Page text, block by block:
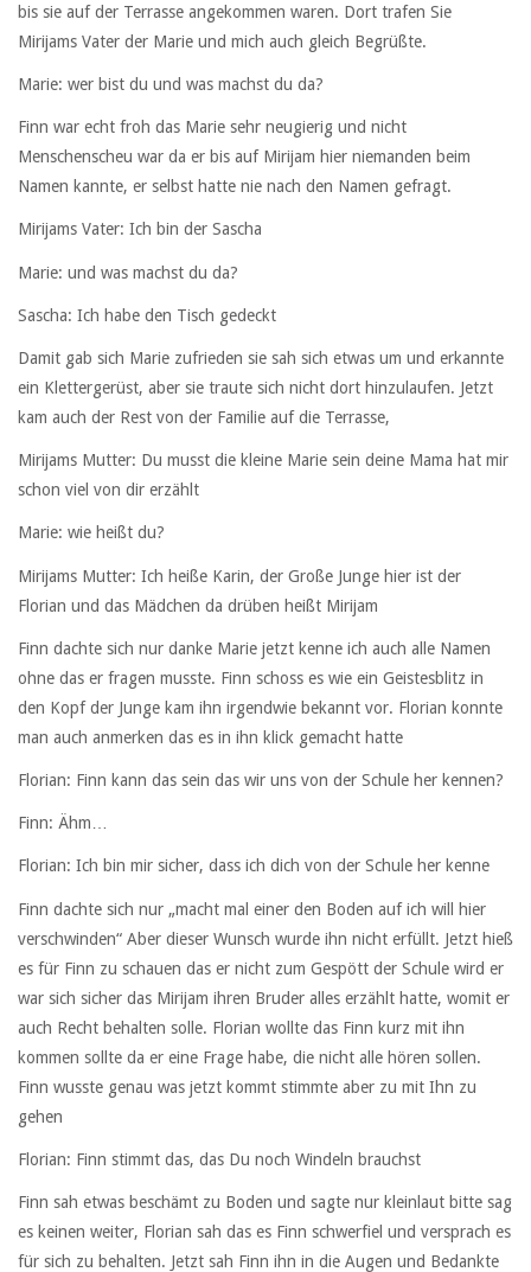
bis sie auf der Terrasse angekommen waren. Dort trafen Sie
Mirijams Vater der Marie und mich auch gleich Begrüßte.
Marie: wer bist du und was machst du da?
Finn war echt froh das Marie sehr neugierig und nicht
Menschenscheu war da er bis auf Mirijam hier niemanden beim
Namen kannte, er selbst hatte nie nach den Namen gefragt.
Mirijams Vater: Ich bin der Sascha
Marie: und was machst du da?
Sascha: Ich habe den Tisch gedeckt
Damit gab sich Marie zufrieden sie sah sich etwas um und erkannte
ein Klettergerüst, aber sie traute sich nicht dort hinzulaufen. Jetzt
kam auch der Rest von der Familie auf die Terrasse,
Mirijams Mutter: Du musst die kleine Marie sein deine Mama hat mir
schon viel von dir erzählt
Marie: wie heißt du?
Mirijams Mutter: Ich heiße Karin, der Große Junge hier ist der
Florian und das Mädchen da drüben heißt Mirijam
Finn dachte sich nur danke Marie jetzt kenne ich auch alle Namen
ohne das er fragen musste. Finn schoss es wie ein Geistesblitz in
den Kopf der Junge kam ihn irgendwie bekannt vor. Florian konnte
man auch anmerken das es in ihn klick gemacht hatte
Florian: Finn kann das sein das wir uns von der Schule her kennen?
Finn: Ähm…
Florian: Ich bin mir sicher, dass ich dich von der Schule her kenne
Finn dachte sich nur „macht mal einer den Boden auf ich will hier
verschwinden“ Aber dieser Wunsch wurde ihn nicht erfüllt. Jetzt hieß
es für Finn zu schauen das er nicht zum Gespött der Schule wird er
war sich sicher das Mirijam ihren Bruder alles erzählt hatte, womit er
auch Recht behalten solle. Florian wollte das Finn kurz mit ihn
kommen sollte da er eine Frage habe, die nicht alle hören sollen.
Finn wusste genau was jetzt kommt stimmte aber zu mit Ihn zu
gehen
Florian: Finn stimmt das, das Du noch Windeln brauchst
Finn sah etwas beschämt zu Boden und sagte nur kleinlaut bitte sag
es keinen weiter, Florian sah das es Finn schwerfiel und versprach es
für sich zu behalten. Jetzt sah Finn ihn in die Augen und Bedankte